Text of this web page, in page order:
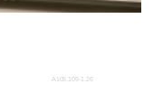
A105.109-1.26